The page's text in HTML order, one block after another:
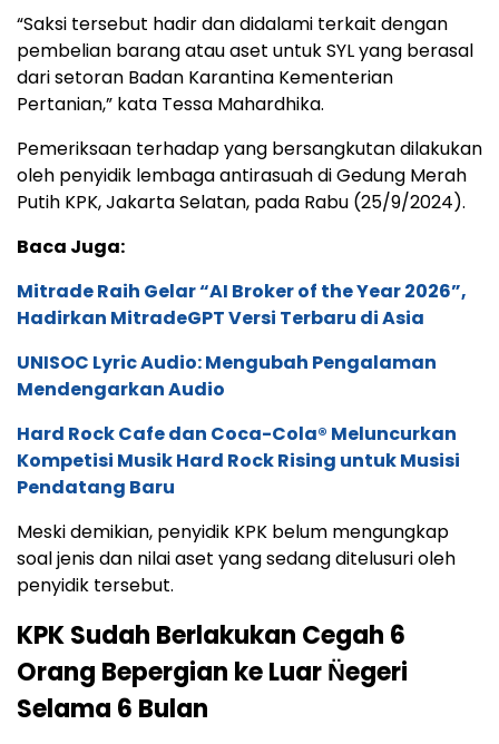
“Saksi tersebut hadir dan didalami terkait dengan
pembelian barang atau aset untuk SYL yang berasal
dari setoran Badan Karantina Kementerian
Pertanian,” kata Tessa Mahardhika.
Pemeriksaan terhadap yang bersangkutan dilakukan
oleh penyidik lembaga antirasuah di Gedung Merah
Putih KPK, Jakarta Selatan, pada Rabu (25/9/2024).
Baca Juga:
Mitrade Raih Gelar “AI Broker of the Year 2026”,
Hadirkan MitradeGPT Versi Terbaru di Asia
UNISOC Lyric Audio: Mengubah Pengalaman
Mendengarkan Audio
Hard Rock Cafe dan Coca-Cola® Meluncurkan
Kompetisi Musik Hard Rock Rising untuk Musisi
Pendatang Baru
Meski demikian, penyidik KPK belum mengungkap
soal jenis dan nilai aset yang sedang ditelusuri oleh
penyidik tersebut.
KPK Sudah Berlakukan Cegah 6
Orang Bepergian ke Luar N̈egeri
Selama 6 Bulan